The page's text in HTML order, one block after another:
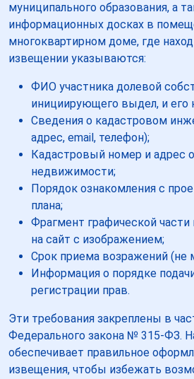
муниципального образования, а
информационных досках в
многоквартирном доме, где
извещении указываются:
ФИО участника долевой
инициирующего выдел, и его
Сведения о кадастровом
адрес, email, телефон);
Кадастровый номер и адрес
недвижимости;
Порядок ознакомления с
плана;
Фрагмент графической части
на сайт с изображением;
Срок приема возражений (не
Информация о порядке
регистрации прав.
Эти требования закреплены в
Федерального закона № 315-ФЗ.
обеспечивает правильное
извещения, чтобы избежать